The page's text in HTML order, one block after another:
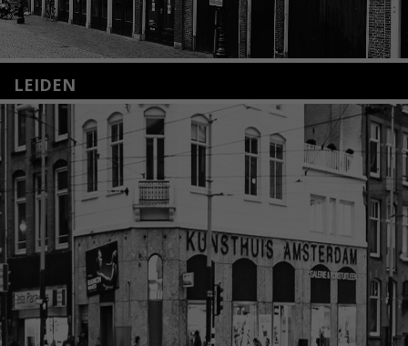
LEIDEN
Nieuwstraat 35
2312 KA Leiden
+31(0)71 – 52 84 480
info@kunsthuisleiden.nl
Lees meer